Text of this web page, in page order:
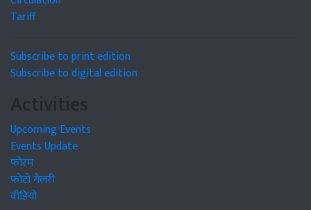
Tariff
Subscribe to print edition
Subscribe to digital edition
Activities
Upcoming Events
Events Update
फोरम
फोटो गैलरी
वीडियो